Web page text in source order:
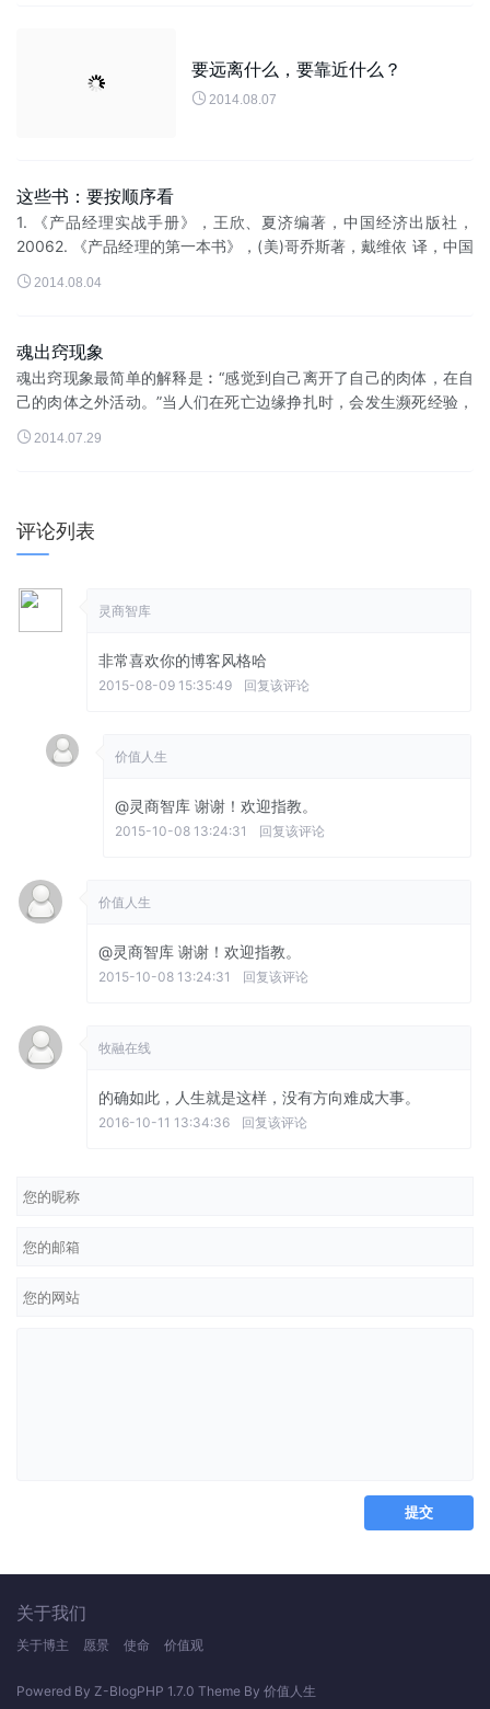
要远离什么，要靠近什么？
 2014.08.07
这些书：要按顺序看
1. 《产品经理实战手册》，王欣、夏济编著，中国经济出版社，
20062. 《产品经理的第一本书》，(美)哥乔斯著，戴维依 译，中国
财经出版社，20043. 《产品经理的第二本书》，(美)哥乔斯著，戴
维...
 2014.08.04
魂出窍现象
魂出窍现象最简单的解释是︰“感觉到自己离开了自己的肉体，在自
己的肉体之外活动。”当人们在死亡边缘挣扎时，会发生濒死经验，
很多时灵魂出窍是濒死经验的其中一部份。当濒死者昏迷时，他...
 2014.07.29
评论列表
灵商智库
非常喜欢你的博客风格哈
2015-08-09 15:35:49 回复该评论
价值人生
@灵商智库 谢谢！欢迎指教。
2015-10-08 13:24:31 回复该评论
价值人生
@灵商智库 谢谢！欢迎指教。
2015-10-08 13:24:31 回复该评论
牧融在线
的确如此，人生就是这样，没有方向难成大事。
2016-10-11 13:34:36 回复该评论
关于我们
关于博主 愿景 使命 价值观
Powered By Z-BlogPHP 1.7.0 Theme By 价值人生